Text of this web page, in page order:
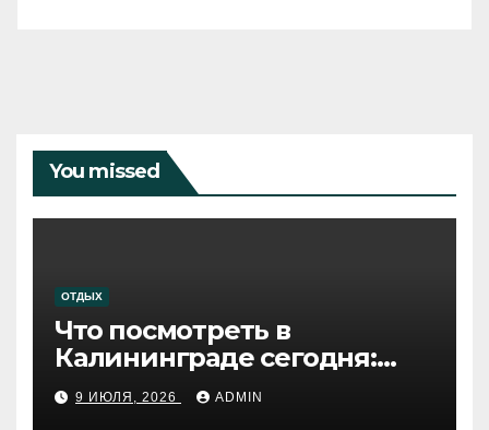
You missed
ОТДЫХ
Что посмотреть в
Калининграде сегодня:
путеводитель по самому
западному городу России
9 ИЮЛЯ, 2026 ADMIN